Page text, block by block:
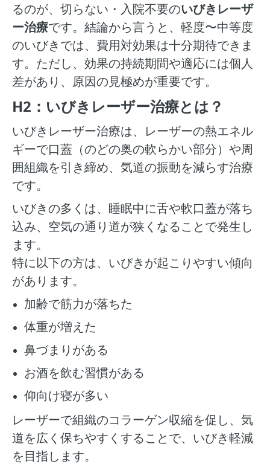
るのが、切らない・入院不要のいびきレーザ
ー治療です。結論から言うと、軽度〜中等度
のいびきでは、費用対効果は十分期待できま
す。ただし、効果の持続期間や適応には個人
差があり、原因の見極めが重要です。
H2：いびきレーザー治療とは？
いびきレーザー治療は、レーザーの熱エネル
ギーで口蓋（のどの奥の軟らかい部分）や周
囲組織を引き締め、気道の振動を減らす治療
です。
いびきの多くは、睡眠中に舌や軟口蓋が落ち
込み、空気の通り道が狭くなることで発生し
ます。
特に以下の方は、いびきが起こりやすい傾向
があります。
加齢で筋力が落ちた
体重が増えた
鼻づまりがある
お酒を飲む習慣がある
仰向け寝が多い
レーザーで組織のコラーゲン収縮を促し、気
道を広く保ちやすくすることで、いびき軽減
を目指します。